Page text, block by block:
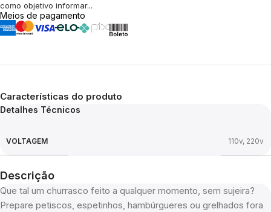
como objetivo informar...
Meios de pagamento
Características do produto
Detalhes Técnicos
VOLTAGEM 110v, 220v
Descrição
Que tal um churrasco feito a qualquer momento, sem sujeira?
Prepare petiscos, espetinhos, hambúrgueres ou grelhados fora